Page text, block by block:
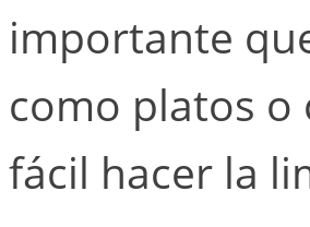
importante
como platos o
fácil hacer la